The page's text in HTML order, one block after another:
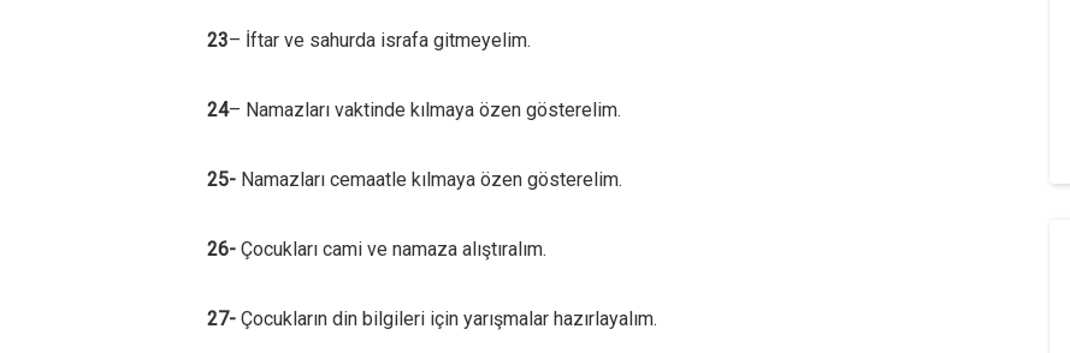
23– İftar ve sahurda israfa gitmeyelim.
24– Namazları vaktinde kılmaya özen gösterelim.
25- Namazları cemaatle kılmaya özen gösterelim.
26- Çocukları cami ve namaza alıştıralım.
27- Çocukların din bilgileri için yarışmalar hazırlayalım.